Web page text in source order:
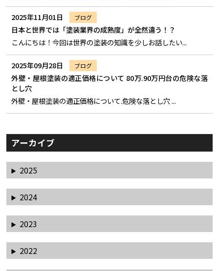
2025年11月01日 ブログ
日本と世界では「塗装業界の成熟度」が全然違う！？
こんにちは！今回は世界の塗装の知識を少しお話したい...
2025年09月28日 ブログ
外壁・屋根塗装の適正価格について 80万.90万円台の危険な落
とし穴
外壁・屋根塗装の適正価格について.危険な落とし穴 ...
アーカイブ
2025
2024
2023
2022